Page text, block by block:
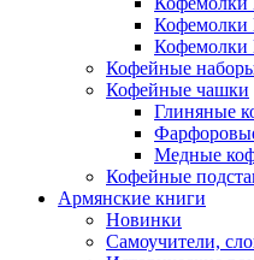
Кофемолки
Кофейные
Кофейные чашки
Глиняные
Медные
Кофейные
Армянские книги
Новинки
Самоучители,